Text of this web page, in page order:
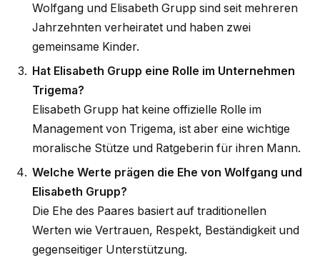
Wolfgang und Elisabeth Grupp sind seit mehreren
Jahrzehnten verheiratet und haben zwei
gemeinsame Kinder.
Hat Elisabeth Grupp eine Rolle im Unternehmen
Trigema?
Elisabeth Grupp hat keine offizielle Rolle im
Management von Trigema, ist aber eine wichtige
moralische Stütze und Ratgeberin für ihren Mann.
Welche Werte prägen die Ehe von Wolfgang und
Elisabeth Grupp?
Die Ehe des Paares basiert auf traditionellen
Werten wie Vertrauen, Respekt, Beständigkeit und
gegenseitiger Unterstützung.